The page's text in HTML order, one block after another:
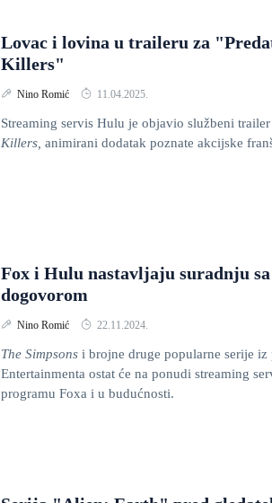
Lovac i lovina u traileru za
Killers"
Nino Romić 11.04.2025.
Streaming servis Hulu je objavio službeni trailer
Killers, animirani dodatak poznate akcijske
Fox i Hulu nastavljaju suradnju
dogovorom
Nino Romić 22.11.2024.
The Simpsons i brojne druge popularne serije
Entertainmenta ostat će na ponudi streaming
programu Foxa i u budućnosti.